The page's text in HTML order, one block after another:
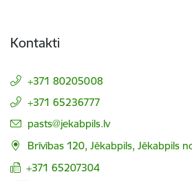
Kontakti
+371 80205008
+371 65236777
E-pasts:
pasts@jekabpils.lv
Brīvības 120, Jēkabpils, Jēkabpils
+371 65207304